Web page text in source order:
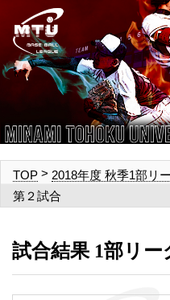
TOP > 2018年度 秋季1部リ
第２試合
試合結果 1部リー